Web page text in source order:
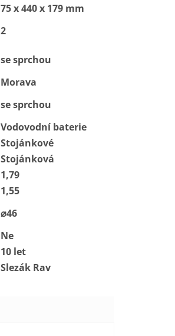
75 x 440 x 179 mm
2
se sprchou
Morava
se sprchou
Vodovodní baterie
Stojánkové
Stojánková
1,79
1,55
⌀46
Ne
10 let
Slezák Rav